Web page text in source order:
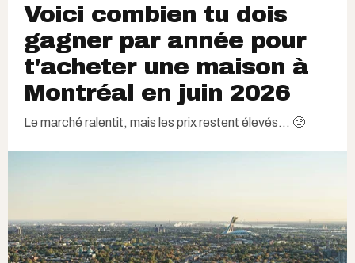
Voici combien tu dois
gagner par année pour
t'acheter une maison à
Montréal en juin 2026
Le marché ralentit, mais les prix restent élevés... 🧐